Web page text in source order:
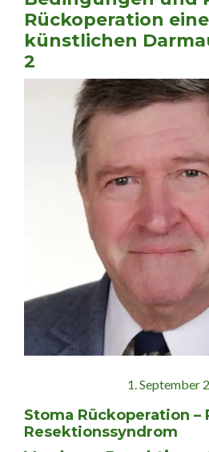
Rückoperation
künstlichen
2
1. September
Stoma Rückoperation –
Resektionssyndrom